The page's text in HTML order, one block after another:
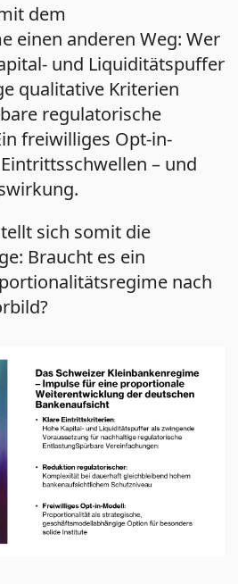
dem
einen anderen Weg: Wer
und Liquiditätspuffer
qualitative Kriterien
regulatorische
freiwilliges Opt-in-
– und
sich somit die
Braucht es ein
nach